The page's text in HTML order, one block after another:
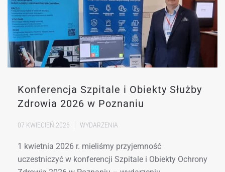
Konferencja Szpitale i Obiekty Służby
Zdrowia 2026 w Poznaniu
07 KWIECIEŃ 2026 WYDARZENIA
1 kwietnia 2026 r. mieliśmy przyjemność
uczestniczyć w konferencji Szpitale i Obiekty Ochrony